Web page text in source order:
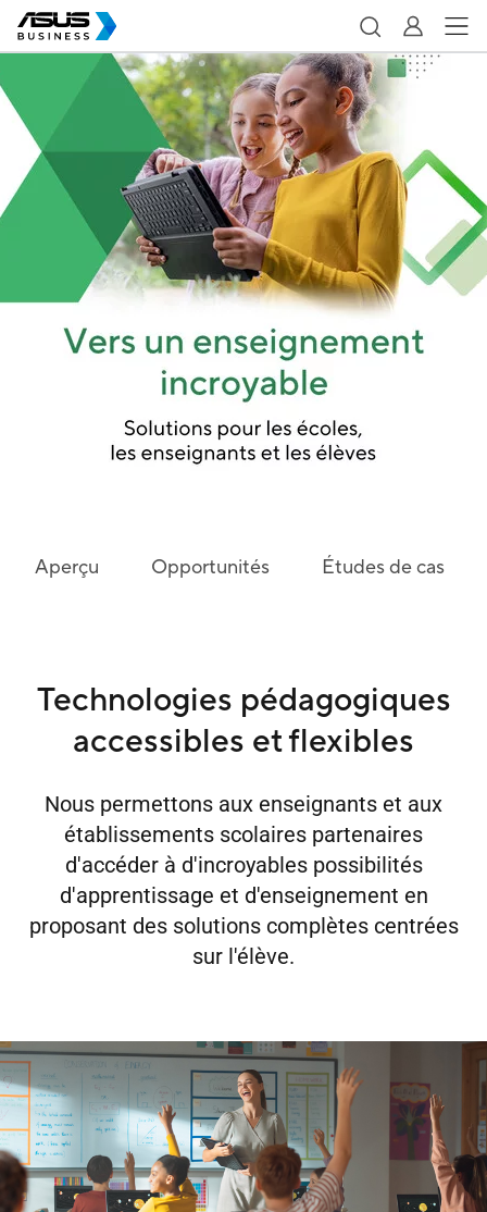
Aperçu Opportunités Études de cas
Technologies pédagogiques
accessibles et flexibles
Nous permettons aux enseignants et aux
établissements scolaires partenaires
d'accéder à d'incroyables possibilités
d'apprentissage et d'enseignement en
proposant des solutions complètes centrées
sur l'élève.